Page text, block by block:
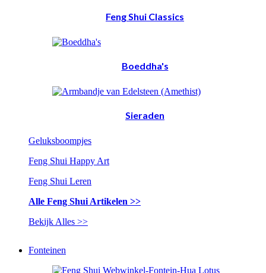
Feng Shui Classics
Boeddha's
Sieraden
Geluksboompjes
Feng Shui Happy Art
Feng Shui Leren
Alle Feng Shui Artikelen >>
Bekijk Alles >>
Fonteinen